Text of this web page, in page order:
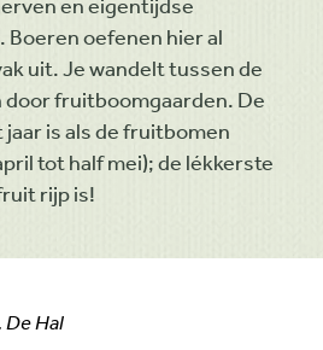
en eigentijdse
oefenen hier al
uit. Je wandelt tussen de
door fruitboomgaarden. De
is als de fruitbomen
tot half mei); de lékkerste
rijp is!
De Hal